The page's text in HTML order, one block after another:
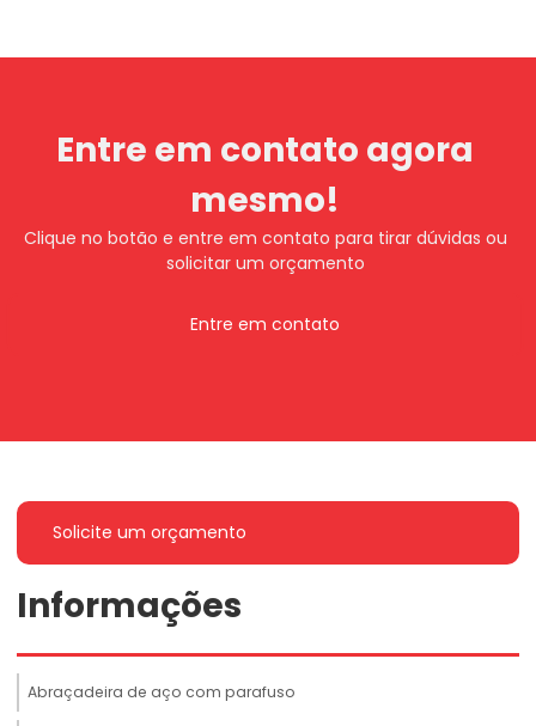
Entre em contato agora
mesmo!
Clique no botão e entre em contato para tirar dúvidas ou
solicitar um orçamento
Entre em contato
Solicite um orçamento
Informações
Abraçadeira de aço com parafuso